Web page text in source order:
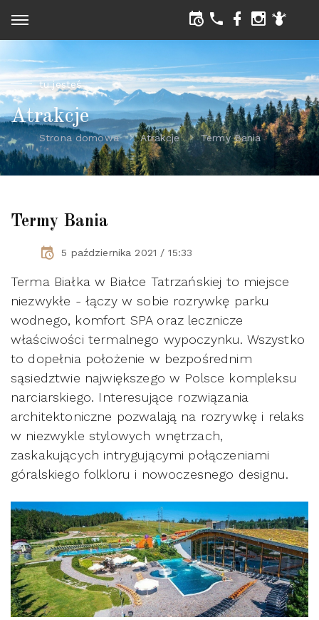
tu jesteś
Atrakcje
Strona domowa Atrakcje Termy Bania
Termy Bania
5 października 2021 / 15:33
Terma Białka w Białce Tatrzańskiej to miejsce
niezwykłe - łączy w sobie rozrywkę parku
wodnego, komfort SPA oraz lecznicze
właściwości termalnego wypoczynku. Wszystko
to dopełnia położenie w bezpośrednim
sąsiedztwie największego w Polsce kompleksu
narciarskiego. Interesujące rozwiązania
architektoniczne pozwalają na rozrywkę i relaks
w niezwykle stylowych wnętrzach,
zaskakujących intrygującymi połączeniami
góralskiego folkloru i nowoczesnego designu.